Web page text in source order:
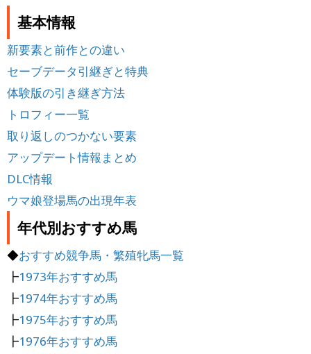
基本情報
新要素と前作との違い
セーブデータ引継ぎと特典
体験版の引き継ぎ方法
トロフィー一覧
取り返しのつかない要素
アップデート情報まとめ
DLC情報
ウマ娘登場馬の出現年表
年代別おすすめ馬
◆おすすめ競争馬・繁殖牝馬一覧
┣1973年おすすめ馬
┣1974年おすすめ馬
┣1975年おすすめ馬
┣1976年おすすめ馬